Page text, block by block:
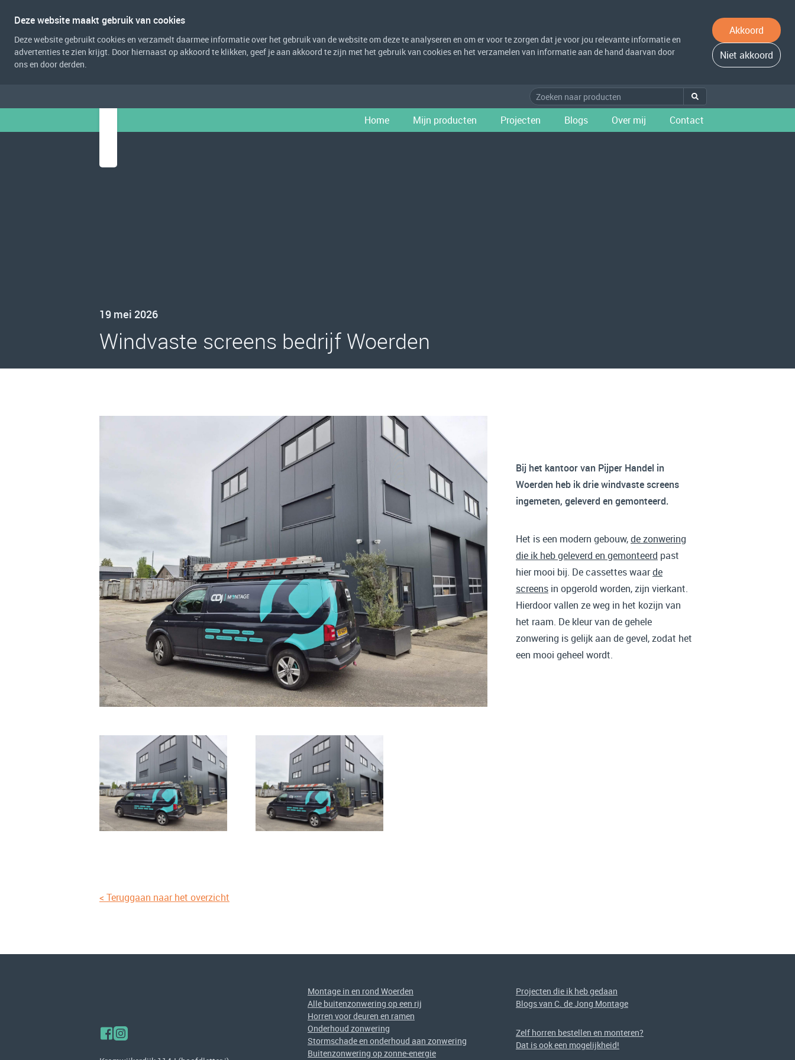
Deze website maakt gebruik van cookies
Deze website gebruikt cookies en verzamelt daarmee informatie over het gebruik van de website om deze te analyseren en om er voor te zorgen dat je voor jou relevante informatie en
advertenties te zien krijgt. Door hiernaast op akkoord te klikken, geef je aan akkoord te zijn met het gebruik van cookies en het verzamelen van informatie aan de hand daarvan door
ons en door derden.
Akkoord
Niet akkoord
Home Mijn producten Projecten Blogs Over mij Contact
19 mei 2026
Windvaste screens bedrijf Woerden
Bij het kantoor van Pijper Handel in
Woerden heb ik drie windvaste screens
ingemeten, geleverd en gemonteerd.
Het is een modern gebouw,de zonwering
die ik heb geleverd en gemonteerd past
hier mooi bij. De cassettes waarde
screens in opgerold worden, zijn vierkant.
Hierdoor vallen ze weg in het kozijn van
het raam. De kleur van de gehele
zonwering is gelijk aan de gevel, zodat het
een mooi geheel wordt.
< Teruggaan naar het overzicht
Montage in en rond Woerden
Alle buitenzonwering op een rij
Horren voor deuren en ramen
Onderhoud zonwering
Stormschade en onderhoud aan zonwering
Buitenzonwering op zonne-energie
Projecten die ik heb gedaan
Blogs van C. de Jong Montage
Zelf horren bestellen en monteren?
Dat is ook een mogelijkheid!